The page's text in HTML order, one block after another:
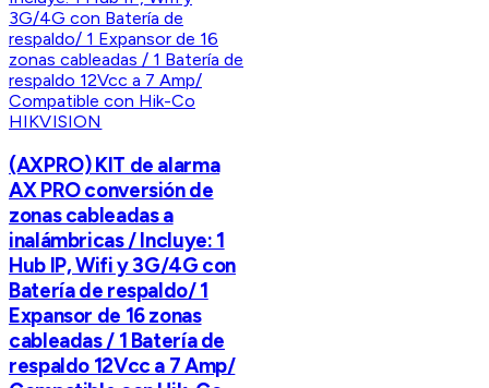
HIKVISION
(AXPRO) KIT de alarma
AX PRO conversión de
zonas cableadas a
inalámbricas / Incluye: 1
Hub IP, Wifi y 3G/4G con
Batería de respaldo/ 1
Expansor de 16 zonas
cableadas / 1 Batería de
respaldo 12Vcc a 7 Amp/